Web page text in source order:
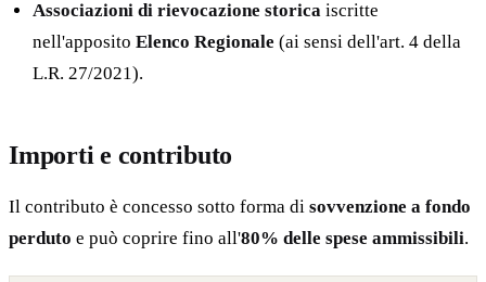
Associazioni di rievocazione storica iscritte
nell'appositoElenco Regionale (ai sensi dell'art. 4 della
L.R. 27/2021).
Importi e contributo
Il contributo è concesso sotto forma di sovvenzione a fondo
perduto e può coprire fino all'80% delle spese ammissibili.